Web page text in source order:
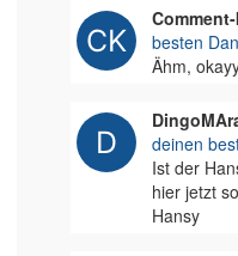
besten
Ähm,
deinen
Ist der
hier jetzt
Hansy